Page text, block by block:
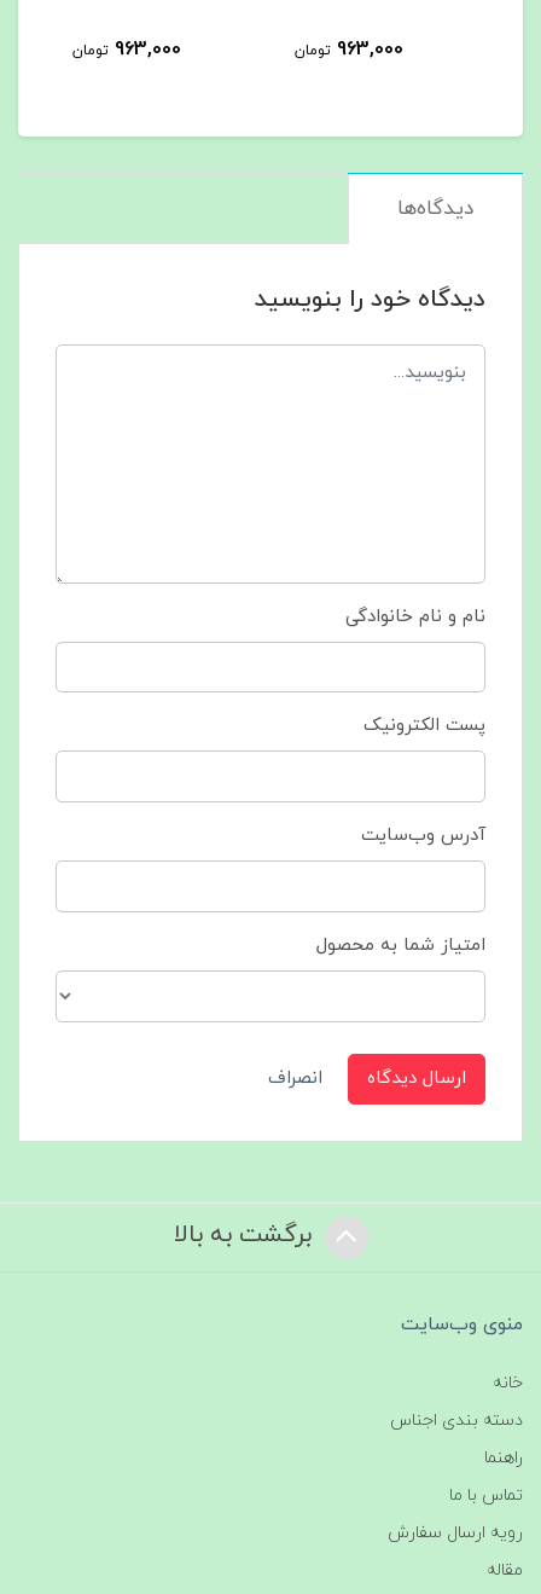
963,000
963,000
دیدگاه‌ها
دیدگاه خود را بنویسید
نام و نام خانوادگی
پست الکترونیک
آدرس وب‌سایت
امتیاز شما به محصول
ارسال دیدگاه انصراف
برگشت به بالا
منوی وب‌سایت
خانه
دسته بندی اجناس
راهنما
تماس با ما
رویه ارسال سفارش
مقاله